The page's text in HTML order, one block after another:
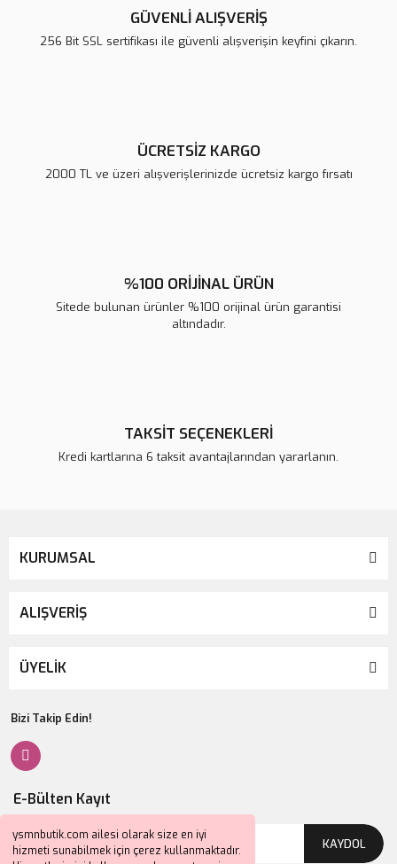
ysmnbutik.com ailesi olarak size en iyi
hizmeti sunabilmek için çerez kullanmaktadır.
Ürün açıklamasında eksik bilgiler bulunuyor.
GÜVENLİ ALIŞVERİŞ
256 Bit SSL sertifikası ile güvenli alışverişin keyfini çıkarın.
ÜCRETSİZ KARGO
2000 TL ve üzeri alışverişlerinizde ücretsiz kargo fırsatı
%100 ORİJİNAL ÜRÜN
Sitede bulunan ürünler %100 orijinal ürün garantisi
altındadır.
TAKSİT SEÇENEKLERİ
Kredi kartlarına 6 taksit avantajlarından yararlanın.
KURUMSAL
ALIŞVERİŞ
ÜYELİK
Bizi Takip Edin!
E-Bülten Kayıt
KAYDOL